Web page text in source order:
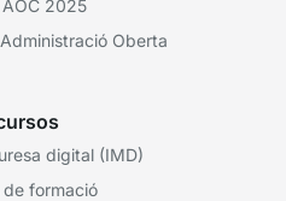
AOC 2025
Oberta
digital (IMD)
de formació